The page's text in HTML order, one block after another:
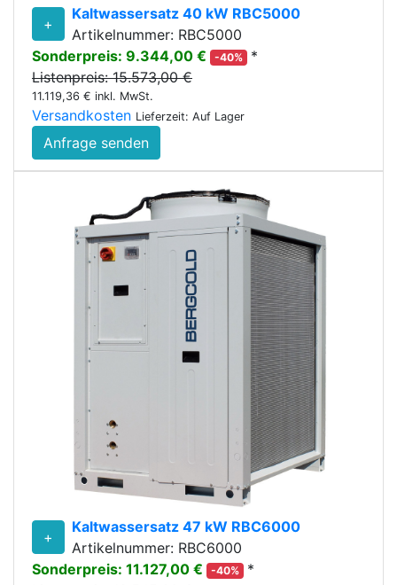
+
Kaltwassersatz 40 kW RBC5000
Artikelnummer: RBC5000
Sonderpreis: 9.344,00 €
-40%
*
Listenpreis: 15.573,00 €
11.119,36 € inkl. MwSt.
Versandkosten Lieferzeit: Auf Lager
Anfrage senden
+
Kaltwassersatz 47 kW RBC6000
Artikelnummer: RBC6000
Sonderpreis: 11.127,00 €
-40%
*